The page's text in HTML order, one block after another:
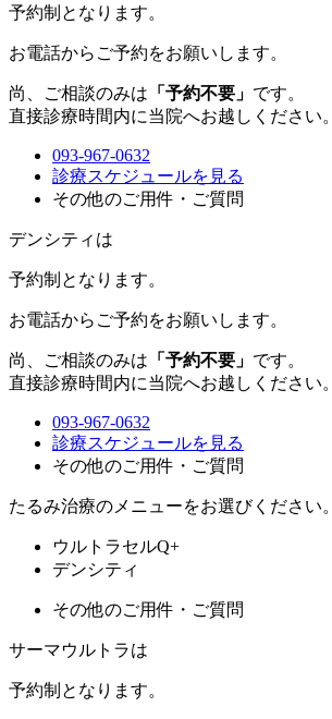
予約制 となります。
お電話からご予約をお願いします。
尚、ご相談のみは 「予約不要」 です。
直接診療時間内に当院へお越しください。
093-967-0632
診療スケジュールを見る
その他のご用件・ご質問
デンシティは
予約制 となります。
お電話からご予約をお願いします。
尚、ご相談のみは 「予約不要」 です。
直接診療時間内に当院へお越しください。
093-967-0632
診療スケジュールを見る
その他のご用件・ご質問
たるみ治療のメニューをお選びください。
ウルトラセルQ+
デンシティ
その他のご用件・ご質問
サーマウルトラは
予約制 となります。